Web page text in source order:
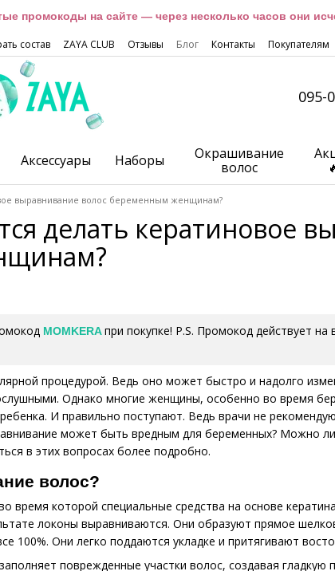
промокоды на сайте — через несколько часов они
состав ZAYA CLUB Отзывы Блог Контакты Покупателям
095-
Аксессуары Наборы
Окрашивание
волос
выравнивание волос беременным женщинам?
делать кератиновое
MOMKERAпри покупке! P.S. Промокод действует
процедурой. Ведь оно может быстро и надолго
Однако многие женщины, особенно во время
И правильно поступают. Ведь врачи не
может быть вредным для беременных? Можно
в этих вопросах более подробно.
волос?
время которой специальные средства на основе
локоны выравниваются. Они образуют прямое
100%. Они легко поддаются укладке и притягивают
поврежденные участки волос, создавая гладкую